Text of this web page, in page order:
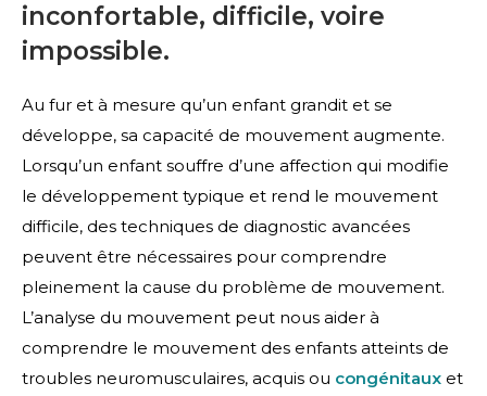
inconfortable, difficile, voire
impossible.
Au fur et à mesure qu’un enfant grandit et se
développe, sa capacité de mouvement augmente.
Lorsqu’un enfant souffre d’une affection qui modifie
le développement typique et rend le mouvement
difficile, des techniques de diagnostic avancées
peuvent être nécessaires pour comprendre
pleinement la cause du problème de mouvement.
L’analyse du mouvement peut nous aider à
comprendre le mouvement des enfants atteints de
troubles neuromusculaires, acquis ou congénitaux et